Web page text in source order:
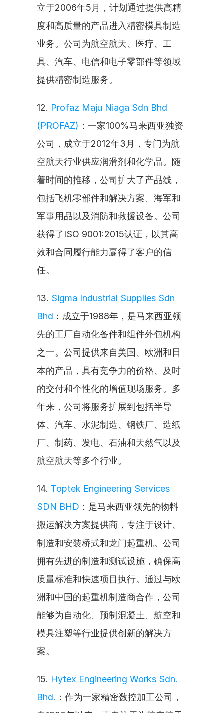
立于2006年5月，计划通过提供高精
度和高质量的产品进入精密模具制造
业务。公司为航空航天、医疗、工
具、汽车、电信和电子零部件等领域
提供精密制造服务。
12. Profaz Maju Niaga Sdn Bhd
(PROFAZ) ：一家100%马来西亚独资
公司，成立于2012年3月，专门为航
空航天行业供应润滑剂和化学品。随
着时间的推移，公司扩大了产品线，
包括飞机零部件和解决方案、海军和
军事用品以及消防和救援设备。公司
获得了ISO 9001:2015认证，以其高
效和合同履行能力赢得了客户的信
任。
13. Sigma Industrial Supplies Sdn
Bhd ：成立于1988年，是马来西亚领
先的工厂自动化备件和组件外包机构
之一。公司提供来自美国、欧洲和日
本的产品，具有竞争力的价格、及时
的交付和个性化的增值现场服务。多
年来，公司将服务扩展到包括半导
体、汽车、水泥制造、钢铁厂、造纸
厂、制药、发电、石油和天然气以及
航空航天等多个行业。
14. Toptek Engineering Services
SDN BHD ：是马来西亚领先的物料
搬运解决方案提供商，专注于设计、
制造和安装桥式和龙门起重机。公司
拥有先进的制造和测试设施，确保高
质量标准和快速项目执行。通过与欧
洲和中国的起重机制造商合作，公司
能够为自动化、预制混凝土、航空和
模具注塑等行业提供创新的解决方
案。
15. Hytex Engineering Works Sdn.
Bhd. ：作为一家精密数控加工公司，